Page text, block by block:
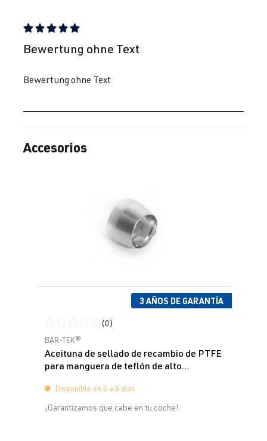
Reseña con calificación de 5 de 5 estrellas
Bewertung ohne Text
Bewertung ohne Text
Omitir la galería de productos
Accesorios
3 AÑOS DE GARANTÍA
Calificación promedio de 0 de 5 estrellas
(0)
BAR-TEK®
Aceituna de sellado de recambio de PTFE
para manguera de teflón de alto
Disponible en 5 a 8 días
¡Garantizamos que cabe en tu coche!